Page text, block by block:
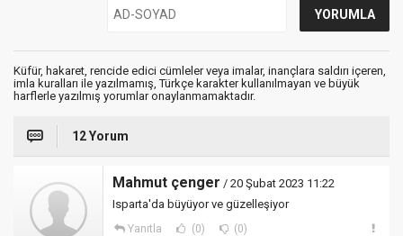
Küfür, hakaret, rencide edici cümleler veya imalar, inançlara saldırı içeren,
imla kuralları ile yazılmamış, Türkçe karakter kullanılmayan ve büyük
harflerle yazılmış yorumlar onaylanmamaktadır.
12 Yorum
Mahmut çenger / 20 Şubat 2023 11:22
Isparta'da büyüyor ve güzelleşiyor
Yanıtla (0) (0)